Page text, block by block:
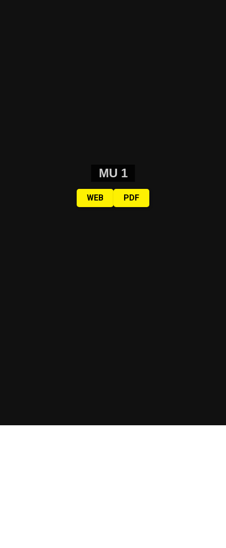
MU 1
WEB PDF